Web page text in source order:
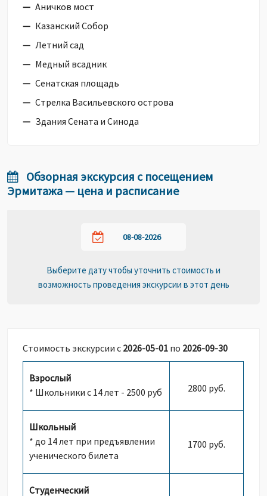
Аничков мост
Казанский Собор
Летний сад
Медный всадник
Сенатская площадь
Стрелка Васильевского острова
Здания Сената и Синода
Обзорная экскурсия с посещением
Эрмитажа — цена и расписание
Выберите дату чтобы уточнить стоимость и
возможность проведения экскурсии в этот день
Стоимость экскурсии с 2026-05-01 по 2026-09-30
Взрослый
* Школьники с 14 лет - 2500 руб
2800 руб.
Школьный
* до 14 лет при предъявлении
ученического билета
1700 руб.
Студенческий